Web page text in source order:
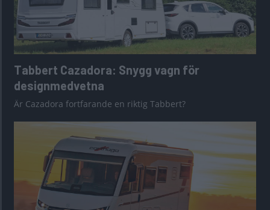
Tabbert Cazadora: Snygg vagn för
designmedvetna
Är Cazadora fortfarande en riktig Tabbert?